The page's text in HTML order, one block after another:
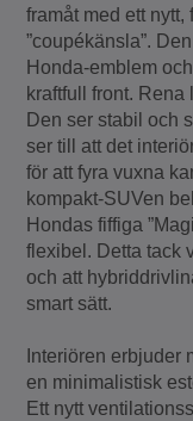
framåt med ett
”coupékänsla”.
Honda-emblem
kraftfull front.
Den ser stabil och
ser till att det
för att fyra vuxna
kompakt-SUVen
Hondas fiffiga
flexibel. Detta tack
och att
smart sätt.
Interiören erbjuder
en minimalistisk
Ett nytt